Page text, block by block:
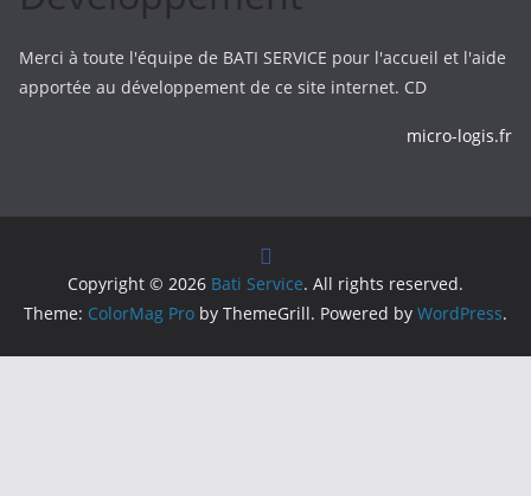
Merci à toute l'équipe de BATI SERVICE pour l'accueil et l'aide
apportée au développement de ce site internet. CD
micro-logis.fr
Copyright © 2026 Bati Service. All rights reserved.
Theme: ColorMag Pro by ThemeGrill. Powered by WordPress.